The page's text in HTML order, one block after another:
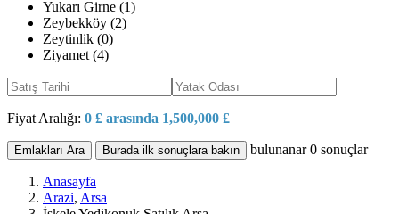
Yukarı Girne (1)
Zeybekköy (2)
Zeytinlik (0)
Ziyamet (4)
Fiyat Aralığı: 0 £ arasında 1,500,000 £
Emlakları Ara Burada ilk sonuçlara bakın bulunanar0 sonuçlar
Anasayfa
Arazi, Arsa